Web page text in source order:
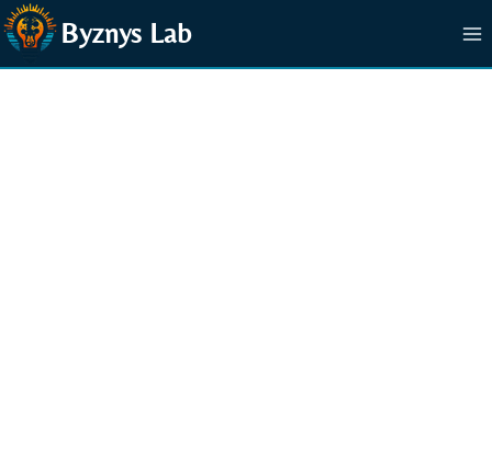
Přeskočit
na
obsah
Byznys Lab